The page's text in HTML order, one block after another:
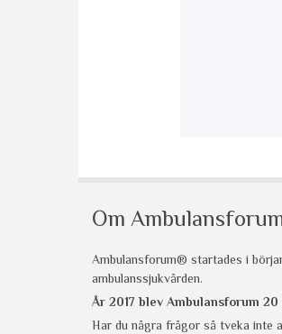
Om
Ambulansforum® startades i
ambulanssjukvården.
År 2017 blev Ambulansforum
Har du några frågor så tveka inte